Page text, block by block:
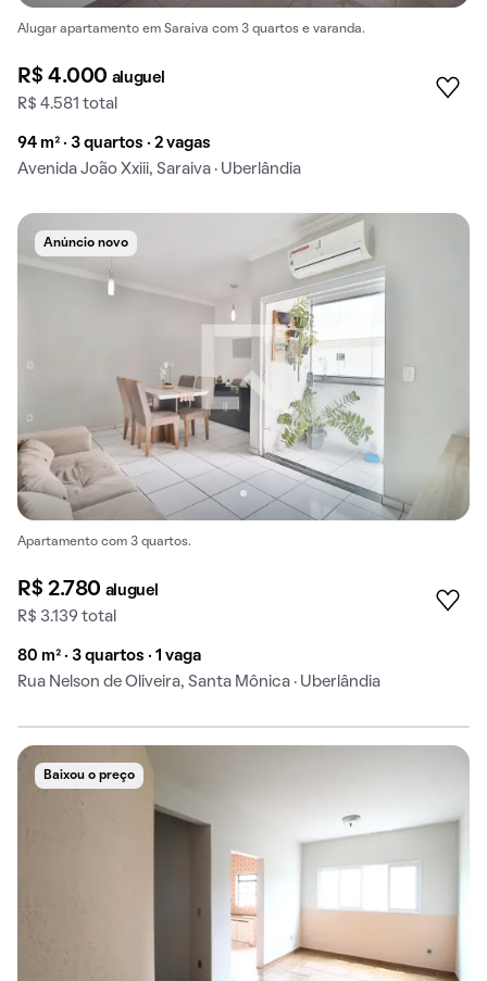
Alugar apartamento em Saraiva com 3 quartos e varanda.
R$ 4.000 aluguel
R$ 4.581 total
94 m² · 3 quartos · 2 vagas
Avenida João Xxiii, Saraiva · Uberlândia
Anúncio novo
Apartamento com 3 quartos.
R$ 2.780 aluguel
R$ 3.139 total
80 m² · 3 quartos · 1 vaga
Rua Nelson de Oliveira, Santa Mônica · Uberlândia
Baixou o preço